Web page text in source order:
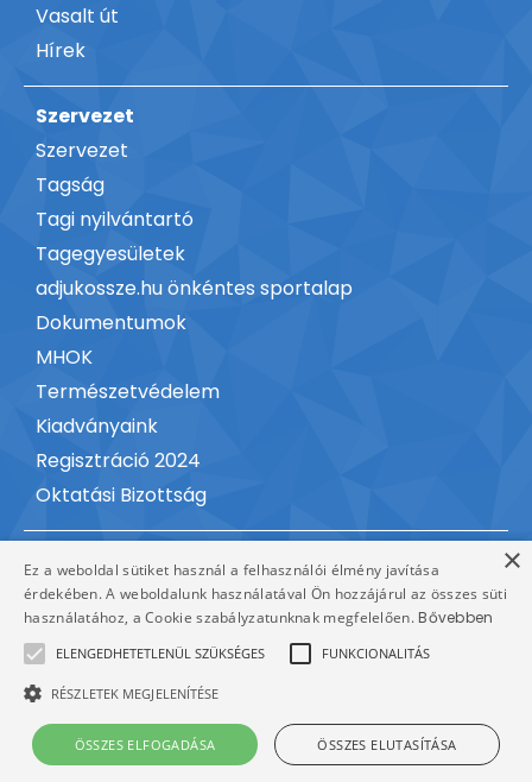
Vasalt út
Hírek
Szervezet
Szervezet
Tagság
Tagi nyilvántartó
Tagegyesületek
adjukossze.hu önkéntes sportalap
Dokumentumok
MHOK
Természetvédelem
Kiadványaink
Regisztráció 2024
Oktatási Bizottság
Kapcsolat
Minden jog fenntartva © 2026,
Adatvédelmi
×
Ez a weboldal sütiket használ a felhasználói élmény javítása
érdekében. A weboldalunk használatával Ön hozzájárul az összes süti
használatához, a Cookie szabályzatunknak megfelelően. Bővebben
ELENGEDHETETLENÜL SZÜKSÉGES FUNKCIONALITÁS
RÉSZLETEK MEGJELENÍTÉSE
ÖSSZES ELFOGADÁSA ÖSSZES ELUTASÍTÁSA